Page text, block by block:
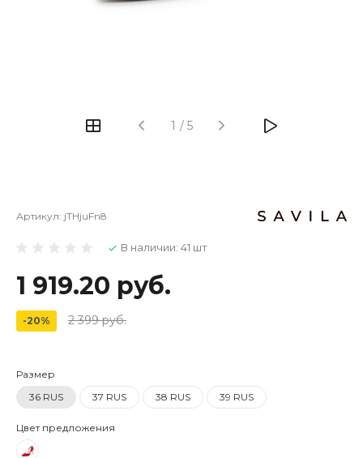
1 / 5
Артикул: jTHjuFn8
В наличии: 41 шт
1 919.20 руб.
-20% 2 399 руб.
Размер
36 RUS
37 RUS 38 RUS 39 RUS
Цвет предложения